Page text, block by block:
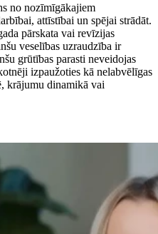
no nozīmīgākajiem
attīstībai un spējai strādāt.
pārskata vai revīzijas
veselības uzraudzība ir
grūtības parasti neveidojas
izpaužoties kā nelabvēlīgas
krājumu dinamikā vai